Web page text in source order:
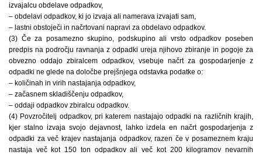
izvajalcu obdelave odpadkov,
– obdelavi odpadkov, ki jo izvaja ali namerava izvajati sam,
– lastni obstoječi in načrtovani napravi za obdelavo odpadkov.
(3) Če za posamezno skupino, podskupino ali vrsto odpadkov poseben
predpis na področju ravnanja z odpadki ureja njihovo zbiranje in pogoje za
obvezno oddajo zbiralcem odpadkov, vsebuje načrt za gospodarjenje z
odpadki ne glede na določbe prejšnjega odstavka podatke o:
– količinah in virih nastajanja odpadkov,
– začasnem skladiščenju odpadkov,
– oddaji odpadkov zbiralcu odpadkov.
(4) Povzročitelj odpadkov, pri katerem nastajajo odpadki na različnih krajih,
kjer stalno izvaja svojo dejavnost, lahko izdela en načrt gospodarjenja z
odpadki za več krajev nastajanja odpadkov, razen če v posameznem kraju
nastaja več kot 150 ton odpadkov ali več kot 200 kilogramov nevarnih